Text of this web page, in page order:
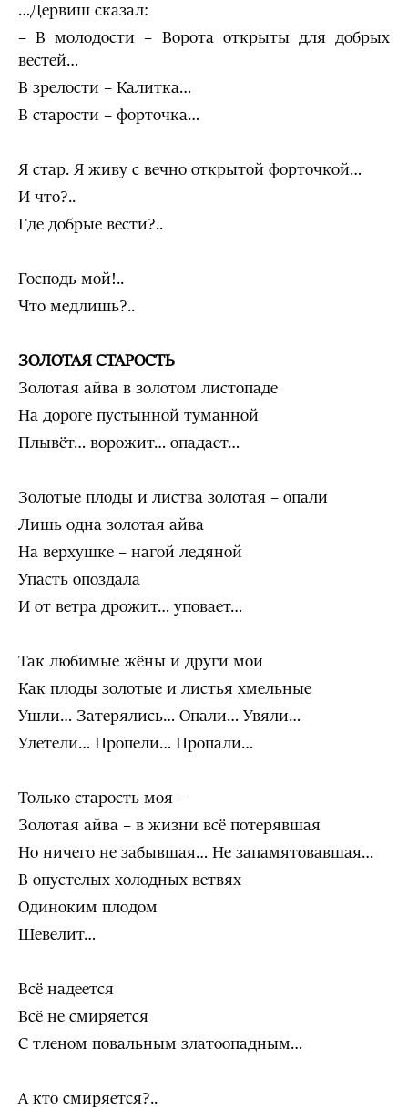
…Дервиш сказал:
– В молодости – Ворота открыты для добрых
вестей…
В зрелости – Калитка…
В старости – форточка…
Я стар. Я живу с вечно открытой форточкой…
И что?..
Где добрые вести?..
Господь мой!..
Что медлишь?..
ЗОЛОТАЯ СТАРОСТЬ
Золотая айва в золотом листопаде
На дороге пустынной туманной
Плывёт… ворожит… опадает…
Золотые плоды и листва золотая – опали
Лишь одна золотая айва
На верхушке – нагой ледяной
Упасть опоздала
И от ветра дрожит… уповает…
Так любимые жёны и други мои
Как плоды золотые и листья хмельные
Ушли… Затерялись… Опали… Увяли…
Улетели… Пропели… Пропали…
Только старость моя –
Золотая айва – в жизни всё потерявшая
Но ничего не забывшая… Не запамятовавшая…
В опустелых холодных ветвях
Одиноким плодом
Шевелит…
Всё надеется
Всё не смиряется
С тленом повальным златоопадным…
А кто смиряется?..